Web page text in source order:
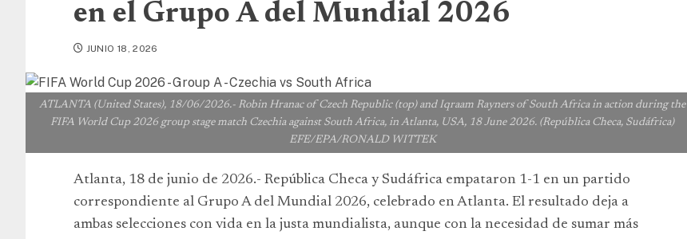
en el Grupo A del Mundial 2026
JUNIO 18, 2026
ATLANTA (United States), 18/06/2026.- Robin Hranac of Czech Republic (top) and Iqraam Rayners of South Africa in action during the
FIFA World Cup 2026 group stage match Czechia against South Africa, in Atlanta, USA, 18 June 2026. (República Checa, Sudáfrica)
EFE/EPA/RONALD WITTEK
Atlanta, 18 de junio de 2026.- República Checa y Sudáfrica empataron 1-1 en un partido
correspondiente al Grupo A del Mundial 2026, celebrado en Atlanta. El resultado deja a
ambas selecciones con vida en la justa mundialista, aunque con la necesidad de sumar más